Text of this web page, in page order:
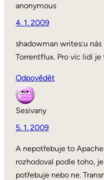
anonymous
4. 1. 2009
shadowman writes:u
Torrentflux. Pro víc lidí je
Odpovědět
Sesivany
5. 1. 2009
A nepotřebuje to
rozhodoval podle toho,
potřebuje nebo ne.